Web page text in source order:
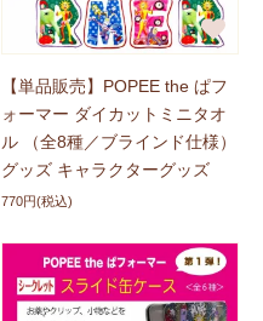
【単品販売】POPEE the ぱフ
ォーマー ダイカットミニタオ
ル （全8種／ブラインド仕様）
グッズ キャラクターグッズ
770円(税込)